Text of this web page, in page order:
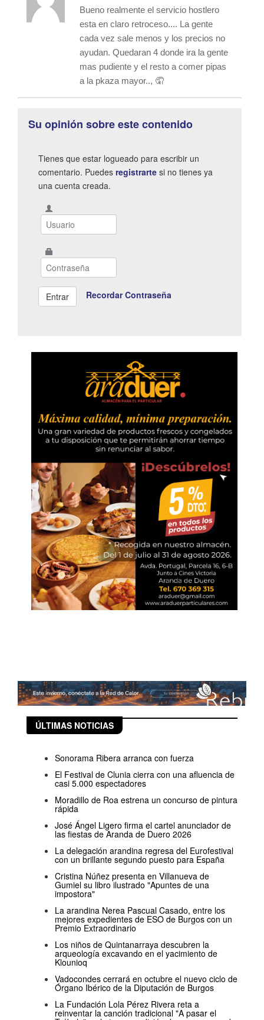
Bueno realmente el servicio hostlero
esta en claro retroceso.... La gente
cada vez sale menos y los precios no
ayudan. Quedaran 4 donde ira la gente
mas pudiente y el resto a comer pipas
a la pkaza mayor.., 🤦
Su opinión sobre este contenido
Tienes que estar logueado para escribir un
comentario. Puedes registrarte si no tienes ya
una cuenta creada.
Recordar Contraseña
ÚLTIMAS NOTICIAS
Sonorama Ribera arranca con fuerza
El Festival de Clunia cierra con una afluencia de
casi 5.000 espectadores
Moradillo de Roa estrena un concurso de pintura
rápida
José Ángel Ligero firma el cartel anunciador de
las fiestas de Aranda de Duero 2026
La delegación arandina regresa del Eurofestival
con un brillante segundo puesto para España
Cristina Núñez presenta en Villanueva de
Gumiel su libro ilustrado "Apuntes de una
impostora"
La arandina Nerea Pascual Casado, entre los
mejores expedientes de ESO de Burgos con un
Premio Extraordinario
Los niños de Quintanarraya descubren la
arqueología excavando en el yacimiento de
Klounioq
Vadocondes cerrará en octubre el nuevo ciclo de
Órgano Ibérico de la Diputación de Burgos
La Fundación Lola Pérez Rivera reta a
reinventar la canción tradicional "A pasar el